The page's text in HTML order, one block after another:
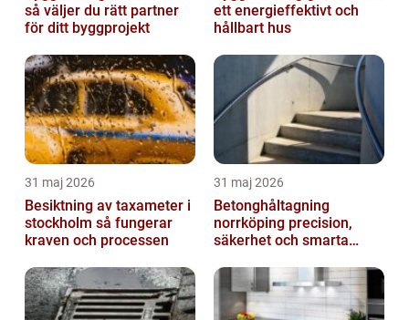
så väljer du rätt partner
för ditt byggprojekt
ett energieffektivt och
hållbart hus
31 maj 2026
Besiktning av taxameter i
stockholm så fungerar
kraven och processen
31 maj 2026
Betonghåltagning
norrköping precision,
säkerhet och smarta